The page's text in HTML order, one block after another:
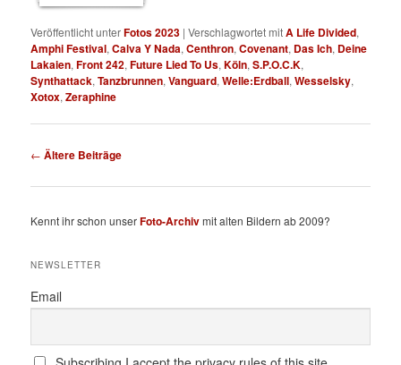
Veröffentlicht unterFotos 2023 |Verschlagwortet mitA Life Divided,
Amphi Festival,Calva Y Nada,Centhron,Covenant, Das Ich, Deine
Lakaien,Front 242,Future Lied To Us,Köln,S.P.O.C.K,
Synthattack,Tanzbrunnen,Vanguard,Welle:Erdball,Wesselsky,
Xotox,Zeraphine
Beitragsnavigation
← Ältere Beiträge
Kennt ihr schon unserFoto-Archivmit alten Bildern ab 2009?
NEWSLETTER
Email